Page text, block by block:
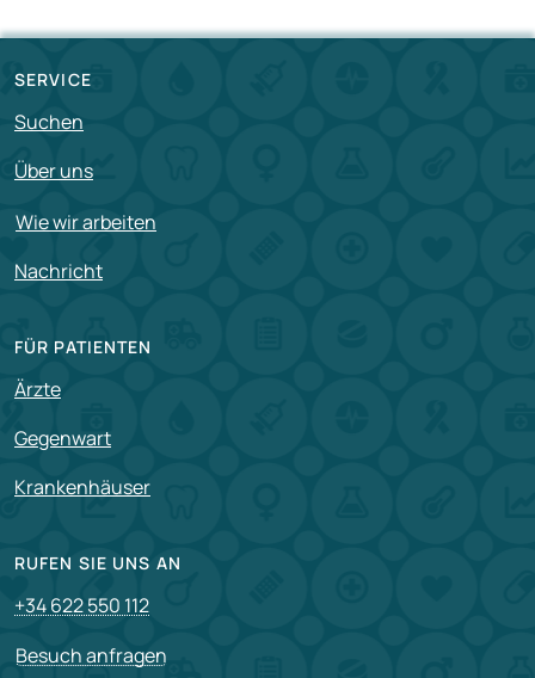
SERVICE
Suchen
Über uns
Wie wir arbeiten
Nachricht
FÜR PATIENTEN
Ärzte
Gegenwart
Krankenhäuser
RUFEN SIE UNS AN
+34 622 550 112
Besuch anfragen